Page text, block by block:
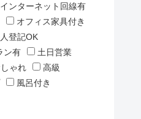
インターネット回線有
オフィス家具付き
登記OK
ン有
土日営業
ゃれ
高級
風呂付き